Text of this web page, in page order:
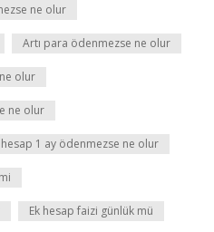
ne olur
Artı para ödenmezse ne olur
olur
ne olur
hesap 1 ay ödenmezse ne olur
Ek hesap faizi günlük mü